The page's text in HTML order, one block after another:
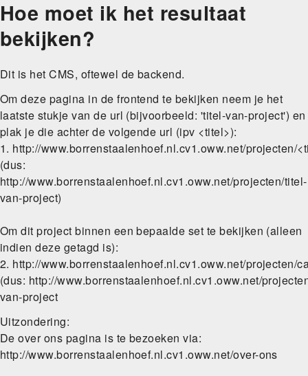
Skip
to
main
Hoe moet ik het resultaat
bekijken?
Dit is het CMS, oftewel de backend.
Om deze pagina in de frontend te bekijken neem je het
laatste stukje van de url (bijvoorbeeld: 'titel-van-project') en
plak je die achter de volgende url (ipv <titel>):
1. http://www.borrenstaalenhoef.nl.cv1.oww.net/projecten/
(dus:
http://www.borrenstaalenhoef.nl.cv1.oww.net/projecten/titel-
van-project)
Om dit project binnen een bepaalde set te bekijken (alleen
indien deze getagd is):
2. http://www.borrenstaalenhoef.nl.cv1.oww.net/projecten/
(dus: http://www.borrenstaalenhoef.nl.cv1.oww.net/
van-project
Uitzondering:
De over ons pagina is te bezoeken via:
http://www.borrenstaalenhoef.nl.cv1.oww.net/over-ons